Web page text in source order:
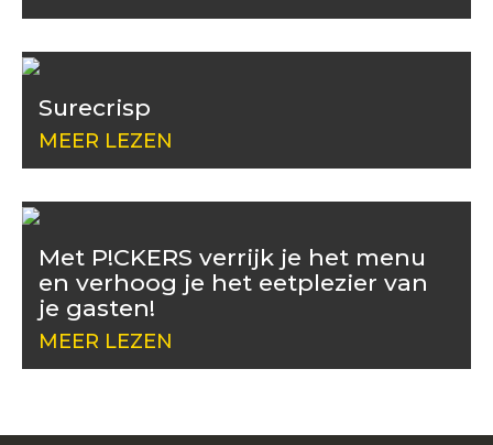
Surecrisp
MEER LEZEN
Met P!CKERS verrijk je het menu
en verhoog je het eetplezier van
je gasten!
MEER LEZEN